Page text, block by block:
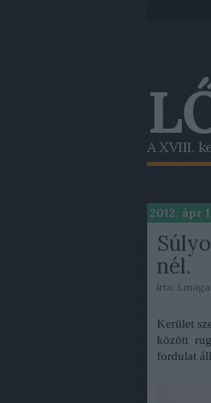
A XVIII.
2012. ápr
nél.
írta:
Kerület
között
fordulat